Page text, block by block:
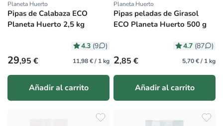
Proveedor:
Planeta Huerto
Pipas de Calabaza ECO
Planeta Huerto 2,5 kg
4.3 (9 )
Precio habitual
29,95 € 11,98 € / 1 kg
Añadir al carrito
Proveedor:
Planeta Huerto
Pipas peladas de Girasol
ECO Planeta Huerto 500 g
4.7 (87 )
Precio habitual
2,85 € 5,70 € / 1 kg
Añadir al carrito